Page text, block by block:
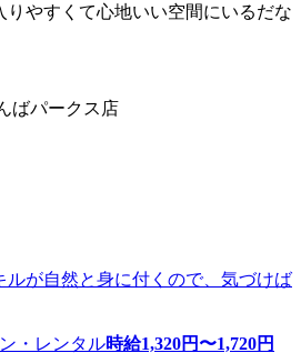
やすくて心地いい空間にいるだな
ばパークス店
ルが自然と身に付くので、気づけば
・レンタル時給1,320円〜1,720円